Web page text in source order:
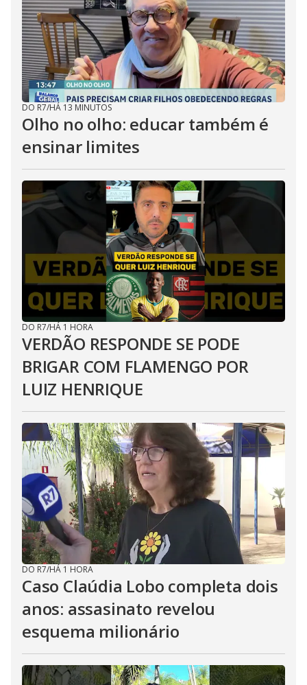
DO R7/HÁ 13 MINUTOS
Olho no olho: educar também é
ensinar limites
DO R7/HÁ 1 HORA
VERDÃO RESPONDE SE PODE
BRIGAR COM FLAMENGO POR
LUIZ HENRIQUE
DO R7/HÁ 1 HORA
Caso Claúdia Lobo completa dois
anos: assasinato revelou
esquema milionário